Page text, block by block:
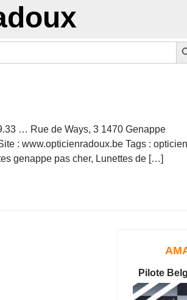
… Rue de Ways, 3 1470 Genappe
: www.opticienradoux.be Tags :
genappe pas cher, Lunettes de […]
Pilote